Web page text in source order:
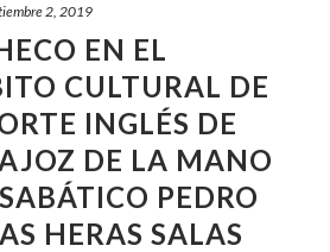
2, 2019
EN EL
CULTURAL DE
INGLÉS DE
DE LA MANO
PEDRO
HERAS SALAS